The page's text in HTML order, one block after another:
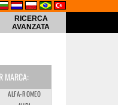
RICERCA
AVANZATA
MARCA:
ALFA-ROMEO